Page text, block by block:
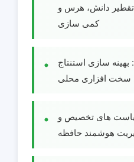
تقطیر دانش، هرس و
کمی سازی
: بهینه سازی استنتاج
سخت افزاری محلی
های تخصیص و
هوشمند حافظه